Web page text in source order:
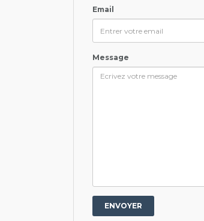
Email
Message